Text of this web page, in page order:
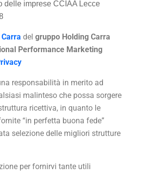
delle imprese CCIAA Lecce
del gruppo Holding Carra
Performance Marketing
responsabilità in merito ad
malinteso che possa sorgere
ricettiva, in quanto le
“in perfetta buona fede”
selezione delle migliori strutture
per fornirvi tante utili